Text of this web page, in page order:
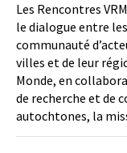
Les Rencontres
le dialogue entre
communauté
villes et de leur
Monde, en
de recherche et de
autochtones, la